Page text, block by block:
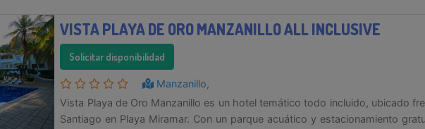
VISTA PLAYA DE ORO MANZANILLO ALL INCLUSIVE
Solicitar disponibilidad
Manzanillo,
Vista Playa de Oro Manzanillo es un hotel temático todo incluido, ubicado
Santiago en Playa Miramar. Con un parque acuático y estacionamiento